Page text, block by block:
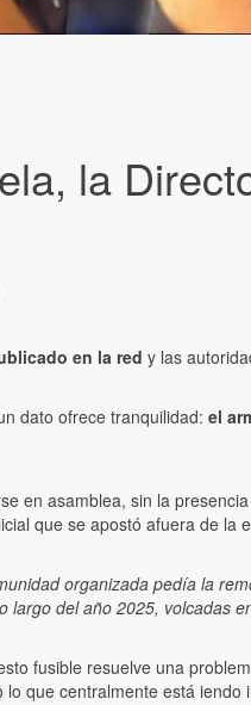
la
en la red y las
dato ofrece tranquilidad: el
en asamblea, sin la
que se apostó afuera de la
organizada pedía la
largo del año 2025, volcadas
fusible resuelve una
que centralmente está